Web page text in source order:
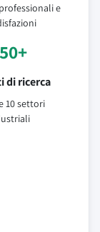
e
di ricerca
10 settori